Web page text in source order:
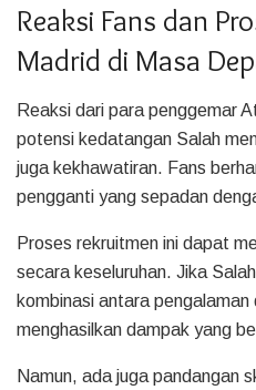
Reaksi Fans dan
Madrid di Masa
Reaksi dari para penggemar
potensi kedatangan Salah
juga kekhawatiran. Fans
pengganti yang sepadan
Proses rekruitmen ini dapat
secara keseluruhan. Jika
kombinasi antara
menghasilkan dampak yang
Namun, ada juga pandangan